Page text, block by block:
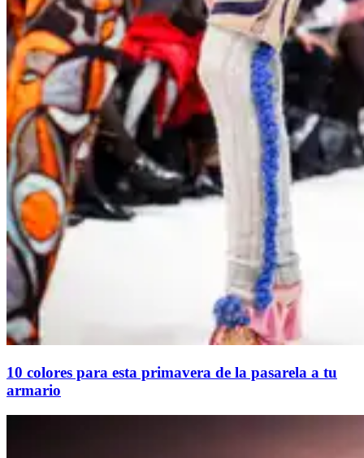
10 colores para esta primavera de la pasarela a tu
armario